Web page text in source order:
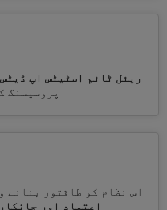
ریئل ٹائم اسٹیٹس اپ
پروسیسنگ
اس نظام کو طاقتور بنانے
اعتماد اور